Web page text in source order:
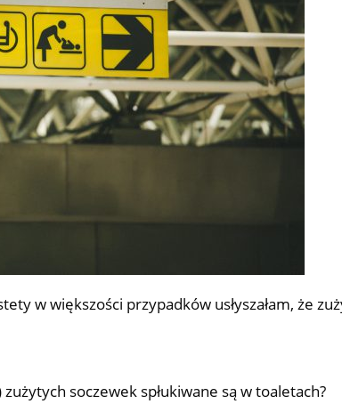
w większości przypadków usłyszałam, że
soczewek spłukiwane są w toaletach?